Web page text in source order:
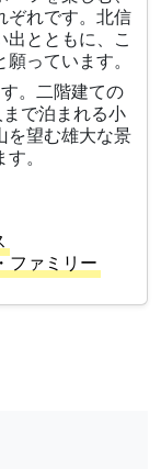
ぞれです。北信
とともに、こ
っています。
。二階建ての
で泊まれる小
を望む雄大な景
。
ファミリー